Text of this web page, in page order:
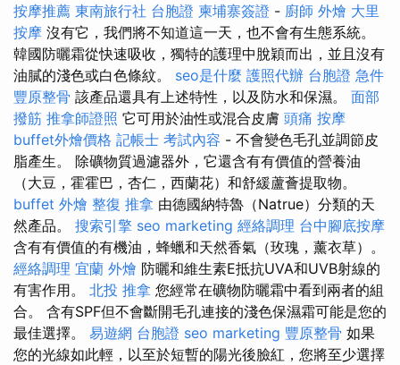
按摩推薦 東南旅行社 台胞證 柬埔寨簽證 - 廚師 外燴 大里
按摩 沒有它，我們將不知道這一天，也不會有生態系統。
韓國防曬霜從快速吸收，獨特的護理中脫穎而出，並且沒有
油膩的淺色或白色條紋。 seo是什麼 護照代辦 台胞證 急件
豐原整骨 該產品還具有上述特性，以及防水和保濕。 面部
撥筋 推拿師證照 它可用於油性或混合皮膚 頭痛 按摩
buffet外燴價格 記帳士 考試內容 - 不會變色毛孔並調節皮
脂產生。 除礦物質過濾器外，它還含有有價值的營養油
（大豆，霍霍巴，杏仁，西蘭花）和舒緩蘆薈提取物。
buffet 外燴 整復 推拿 由德國納特魯（Natrue）分類的天
然產品。 搜索引擎 seo marketing 經絡調理 台中腳底按摩
含有有價值的有機油，蜂蠟和天然香氣（玫瑰，薰衣草）。
經絡調理 宜蘭 外燴 防曬和維生素E抵抗UVA和UVB射線的
有害作用。 北投 推拿 您經常在礦物防曬霜中看到兩者的組
合。 含有SPF但不會斷開毛孔連接的淺色保濕霜可能是您的
最佳選擇。 易遊網 台胞證 seo marketing 豐原整骨 如果
您的光線如此輕，以至於短暫的陽光後臉紅，您將至少選擇